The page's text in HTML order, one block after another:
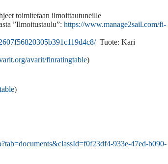
toimitetaan ilmoittautuneille
”Ilmoitustaulu”: https://www.manage2sail.com/fi-
Tuote: Kari
avarit/finratingtable)
)
933e-47ed-b090-